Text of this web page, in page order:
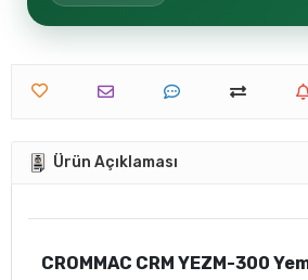
Ürün Açıklaması
CROMMAC CRM YEZM-300